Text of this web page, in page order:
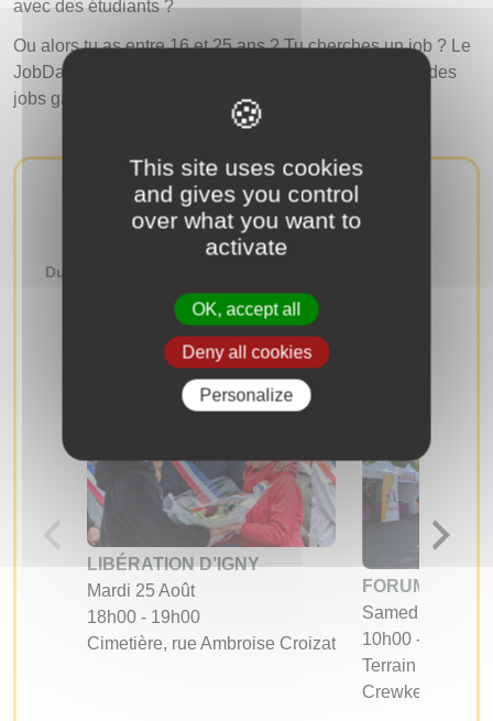
avec des étudiants ?
Ou alors tu as entre 16 et 25 ans ? Tu cherches un job ? Le
JobDat’igny met en relation parents et étudiants pour des
jobs gagnants-gagnants.
AUTRES ÉVÉNEMENTS
Du
RECHERCHER
LIBÉRATION D’IGNY
Mardi 25 Août
18h00 - 19h00
Cimetière, rue Ambroise Croizat
FORUM DES
Samedi 05
10h00 - 17h00
Terrain
Crewkerne
This site uses cookies
and gives you control
over what you want to
activate
OK, accept all
Deny all cookies
Personalize